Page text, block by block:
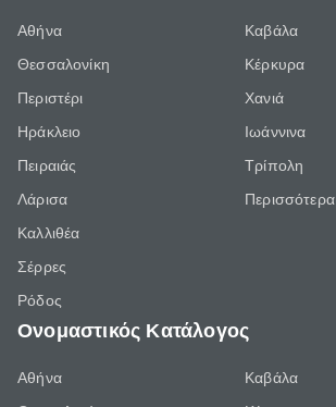
Αθήνα
Θεσσαλονίκη
Περιστέρι
Ηράκλειο
Πειραιάς
Λάρισα
Καλλιθέα
Σέρρες
Ρόδος
Καβάλα
Κέρκυρα
Χανιά
Ιωάννινα
Τρίπολη
Περισσότερα
Ονομαστικός Κατάλογος
Αθήνα
Καβάλα